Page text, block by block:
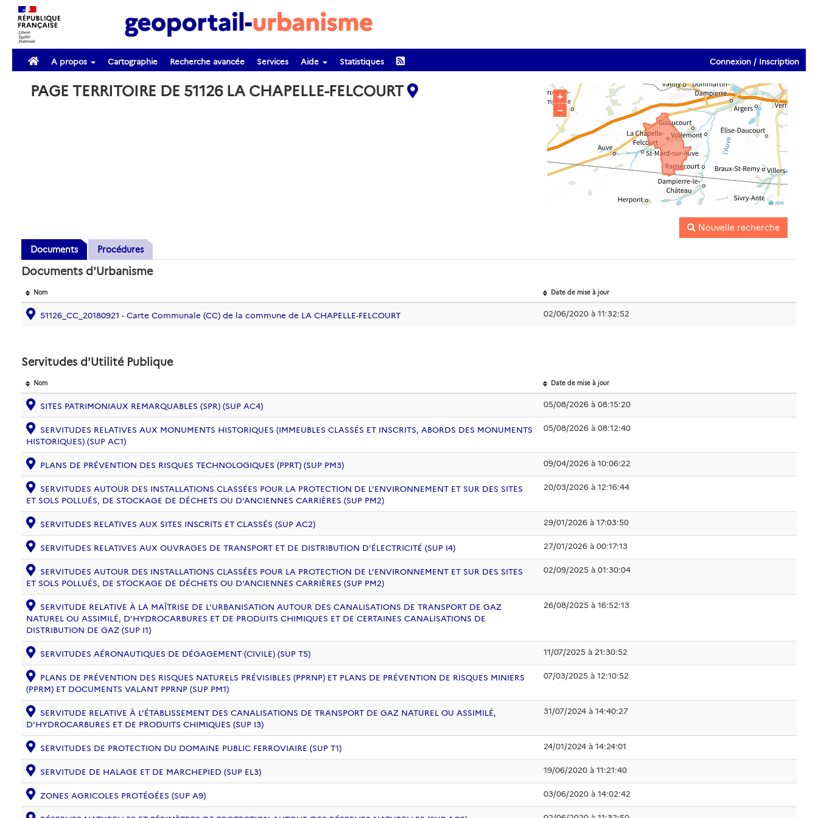
A propos Cartographie Recherche avancée Services Aide Statistiques Connexion / Inscription
PAGE TERRITOIRE DE 51126 LA CHAPELLE-FELCOURT
+
−
IGN
Nouvelle recherche
Documents
Procédures
Documents d'Urbanisme
Nom Date de mise à jour
51126_CC_20180921 - Carte Communale (CC) de la commune de LA CHAPELLE-FELCOURT 02/06/2020 à 11:32:52
Servitudes d'Utilité Publique
Nom Date de mise à jour
SITES PATRIMONIAUX REMARQUABLES (SPR) (SUP AC4) 05/08/2026 à 08:15:20
SERVITUDES RELATIVES AUX MONUMENTS HISTORIQUES (IMMEUBLES CLASSÉS ET INSCRITS, ABORDS DES MONUMENTS
HISTORIQUES) (SUP AC1)
05/08/2026 à 08:12:40
PLANS DE PRÉVENTION DES RISQUES TECHNOLOGIQUES (PPRT) (SUP PM3) 09/04/2026 à 10:06:22
SERVITUDES AUTOUR DES INSTALLATIONS CLASSÉES POUR LA PROTECTION DE L’ENVIRONNEMENT ET SUR DES SITES
ET SOLS POLLUÉS, DE STOCKAGE DE DÉCHETS OU D’ANCIENNES CARRIÈRES (SUP PM2)
20/03/2026 à 12:16:44
SERVITUDES RELATIVES AUX SITES INSCRITS ET CLASSÉS (SUP AC2) 29/01/2026 à 17:03:50
SERVITUDES RELATIVES AUX OUVRAGES DE TRANSPORT ET DE DISTRIBUTION D’ÉLECTRICITÉ (SUP I4) 27/01/2026 à 00:17:13
SERVITUDES AUTOUR DES INSTALLATIONS CLASSÉES POUR LA PROTECTION DE L’ENVIRONNEMENT ET SUR DES SITES
ET SOLS POLLUÉS, DE STOCKAGE DE DÉCHETS OU D’ANCIENNES CARRIÈRES (SUP PM2)
02/09/2025 à 01:30:04
SERVITUDE RELATIVE À LA MAÎTRISE DE L’URBANISATION AUTOUR DES CANALISATIONS DE TRANSPORT DE GAZ
NATUREL OU ASSIMILÉ, D’HYDROCARBURES ET DE PRODUITS CHIMIQUES ET DE CERTAINES CANALISATIONS DE
DISTRIBUTION DE GAZ (SUP I1)
26/08/2025 à 16:52:13
SERVITUDES AÉRONAUTIQUES DE DÉGAGEMENT (CIVILE) (SUP T5) 11/07/2025 à 21:30:52
PLANS DE PRÉVENTION DES RISQUES NATURELS PRÉVISIBLES (PPRNP) ET PLANS DE PRÉVENTION DE RISQUES MINIERS
(PPRM) ET DOCUMENTS VALANT PPRNP (SUP PM1)
07/03/2025 à 12:10:52
SERVITUDE RELATIVE À L’ÉTABLISSEMENT DES CANALISATIONS DE TRANSPORT DE GAZ NATUREL OU ASSIMILÉ,
D’HYDROCARBURES ET DE PRODUITS CHIMIQUES (SUP I3)
31/07/2024 à 14:40:27
SERVITUDES DE PROTECTION DU DOMAINE PUBLIC FERROVIAIRE (SUP T1) 24/01/2024 à 14:24:01
SERVITUDE DE HALAGE ET DE MARCHEPIED (SUP EL3) 19/06/2020 à 11:21:40
ZONES AGRICOLES PROTÉGÉES (SUP A9) 03/06/2020 à 14:02:42